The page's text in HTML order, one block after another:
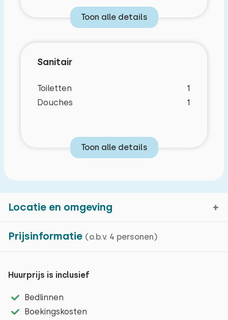
Prijsinformatie (o.b.v. 4 personen)
Huurprijs is inclusief
Bedlinnen
Boekingskosten
Kenmerken
Basiskenmerken
Toon alle details
Slaapkamer 1
Sanitair
Toiletten
1
Douches
1
Toon alle details
Locatie en omgeving